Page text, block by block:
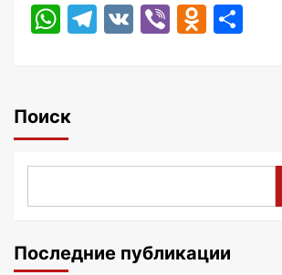
WhatsApp
Telegram
VK Viber
Поиск
Последние публикации